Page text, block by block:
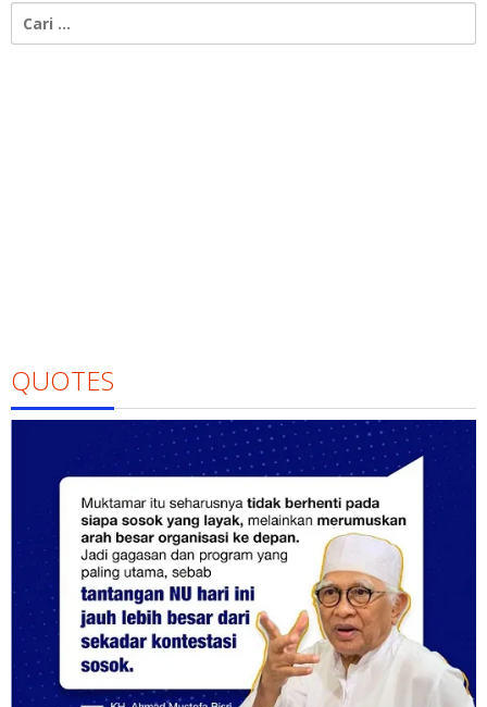
untuk:
QUOTES